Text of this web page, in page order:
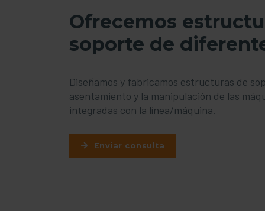
Ofrecemos
soporte de
Diseñamos y fabricamos estructuras de
asentamiento y la manipulación de las
integradas con la línea/máquina.
Enviar consulta